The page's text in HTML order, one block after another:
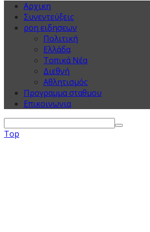
Αρχικη
Συνεντεύξεις
ροη ειδησεων
Πολιτική
Ελλάδα
Τοπικά Νέα
Διεθνή
Αθλητισμός
Προγραμμα σταθμου
Επικοινωνια
Top